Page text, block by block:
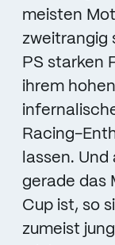
meisten
zweitrangig
PS starken
ihrem
Racing-
lassen.
gerade das
Cup ist, so
zumeist